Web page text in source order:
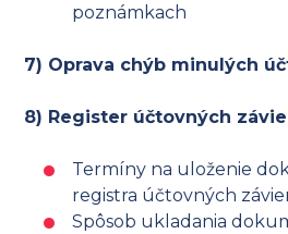
poznámkach
7) Oprava chýb minulých
8) Register účtovných
Termíny na uloženie
registra účtovných
Spôsob ukladania